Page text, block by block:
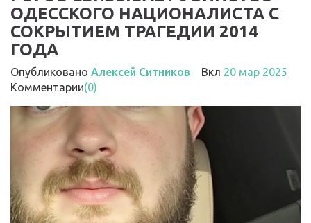
ОДЕССКОГО НАЦИОНАЛИСТА С
СОКРЫТИЕМ ТРАГЕДИИ 2014
ГОДА
Опубликовано Алексей Ситников Вкл 20 мар 2025
Комментарии(0)